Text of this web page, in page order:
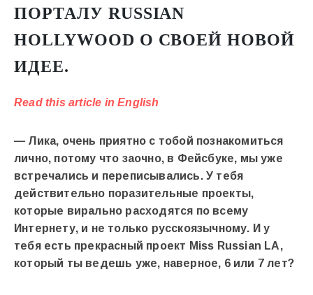
ПОРТАЛУ RUSSIAN
HOLLYWOOD О СВОЕЙ НОВОЙ
ИДЕЕ.
Read this article in English
— Лика, очень приятно с тобой познакомиться
лично, потому что заочно, в Фейсбуке, мы уже
встречались и переписывались. У тебя
действительно поразительные проекты,
которые вирально расходятся по всему
Интернету, и не только русскоязычному. И у
тебя есть прекрасный проект Miss Russian LA,
который ты ведешь уже, наверное, 6 или 7 лет?